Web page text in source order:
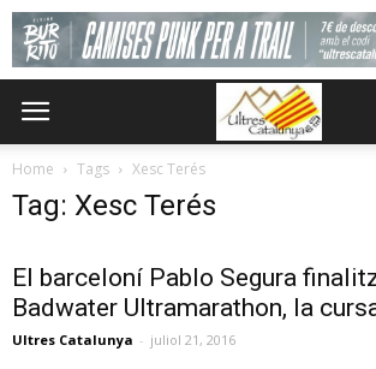
Home Tags Xesc Terés
Tag: Xesc Terés
El barceloní Pablo Segura
Badwater Ultramarathon, la
Ultres Catalunya - juliol 21, 2016